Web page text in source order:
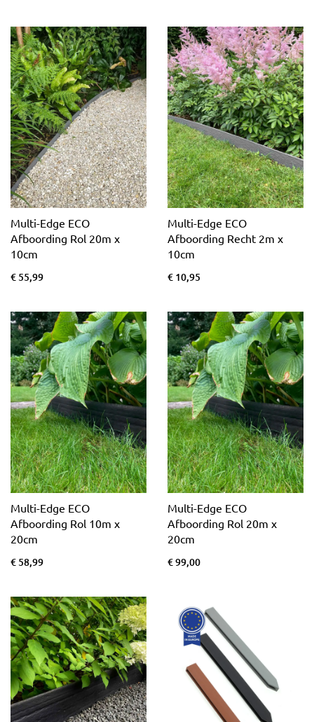
Multi-Edge ECO
Afboording Rol 20m x
10cm
€ 55,99
Multi-Edge ECO
Afboording Recht 2m x
10cm
€ 10,95
Multi-Edge ECO
Afboording Rol 10m x
20cm
€ 58,99
Multi-Edge ECO
Afboording Rol 20m x
20cm
€ 99,00